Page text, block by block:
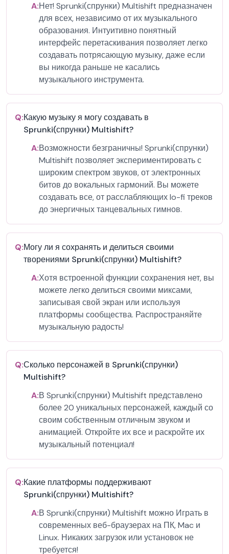
A:Нет! Sprunki(спрунки) Multishift предназначен
для всех, независимо от их музыкального
образования. Интуитивно понятный
интерфейс перетаскивания позволяет легко
создавать потрясающую музыку, даже если
вы никогда раньше не касались
музыкального инструмента.
Q:Какую музыку я могу создавать в
Sprunki(спрунки) Multishift?
A:Возможности безграничны! Sprunki(спрунки)
Multishift позволяет экспериментировать с
широким спектром звуков, от электронных
битов до вокальных гармоний. Вы можете
создавать все, от расслабляющих lo-fi треков
до энергичных танцевальных гимнов.
Q:Могу ли я сохранять и делиться своими
творениями Sprunki(спрунки) Multishift?
A:Хотя встроенной функции сохранения нет, вы
можете легко делиться своими миксами,
записывая свой экран или используя
платформы сообщества. Распространяйте
музыкальную радость!
Q:Сколько персонажей в Sprunki(спрунки)
Multishift?
A:В Sprunki(спрунки) Multishift представлено
более 20 уникальных персонажей, каждый со
своим собственным отличным звуком и
анимацией. Откройте их все и раскройте их
музыкальный потенциал!
Q:Какие платформы поддерживают
Sprunki(спрунки) Multishift?
A:В Sprunki(спрунки) Multishift можно Играть в
современных веб-браузерах на ПК, Mac и
Linux. Никаких загрузок или установок не
требуется!